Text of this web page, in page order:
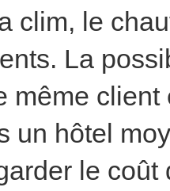
clim, le
La
même
un hôtel
le